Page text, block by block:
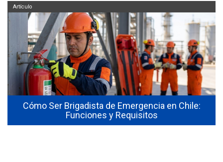
Cómo Ser Brigadista de Emergencia en Chile:
Funciones y Requisitos
Artículo